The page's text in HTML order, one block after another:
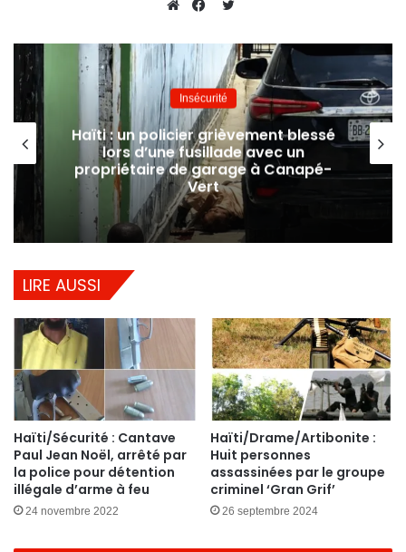
Insécurité
Haïti : un policier grièvement blessé
lors d’une fusillade avec un
propriétaire de garage à Canapé-
Vert
LIRE AUSSI
Haïti/Sécurité : Cantave
Paul Jean Noël, arrêté par
la police pour détention
illégale d’arme à feu
24 novembre 2022
Haïti/Drame/Artibonite :
Huit personnes
assassinées par le groupe
criminel ‘Gran Grif’
26 septembre 2024